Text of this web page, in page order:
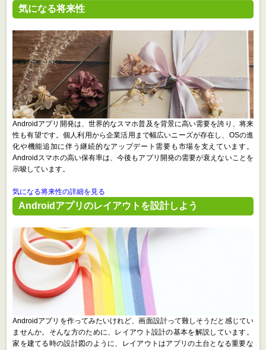
気になる将来性
Androidアプリ開発は、世界的なスマホ普及を背景に高い需要を誇り、将来
性も有望です。個人利用から企業活用まで幅広いニーズが存在し、OSの進
化や機能追加に伴う継続的なアップデート需要も市場を支えています。
Androidスマホの高い保有率は、今後もアプリ開発の需要が衰えないことを
示唆しています。
気になる将来性の詳細を見る
Androidアプリのレイアウトを設計しよう
Androidアプリを作ってみたいけれど、画面設計って難しそうだと感じてい
ませんか。そんな方のために、レイアウト設計の基本を解説しています。
家を建てる時の設計図のように、レイアウトはアプリの土台となる重要な